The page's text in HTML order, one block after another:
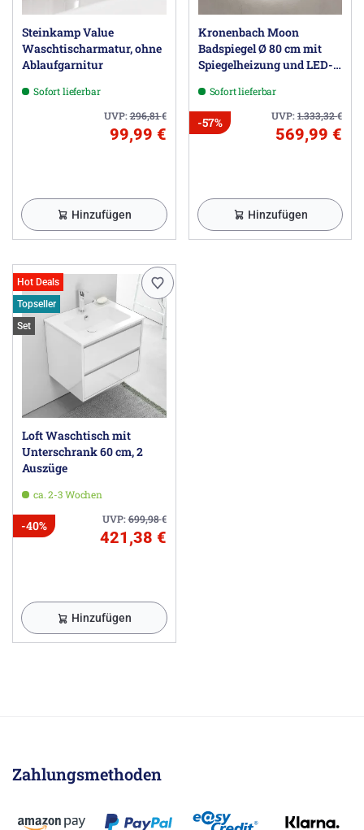
Steinkamp Value
Waschtischarmatur, ohne
Ablaufgarnitur
Sofort lieferbar
UVP:296,81€
99,99 €
Hinzufügen
Kronenbach Moon
Badspiegel Ø 80 cm mit
Spiegelheizung und LED-
Sofort lieferbar
UVP:1.333,32€
-57%
569,99 €
Hinzufügen
Hot Deals
Topseller
Set
Loft Waschtisch mit
Unterschrank 60 cm, 2
Auszüge
ca. 2-3 Wochen
UVP:699,98€
-40%
421,38 €
Hinzufügen
Zahlungsmethoden